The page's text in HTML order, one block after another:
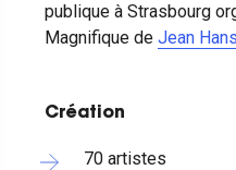
publique à Strasbourg
Magnifique de Jean
Création
70 artistes